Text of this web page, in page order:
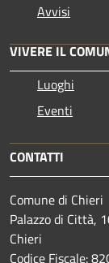
Avvisi
VIVERE IL
Luoghi
Eventi
CONTATTI
Comune di Chieri
Palazzo di Città,
Chieri
Codice Fiscale: